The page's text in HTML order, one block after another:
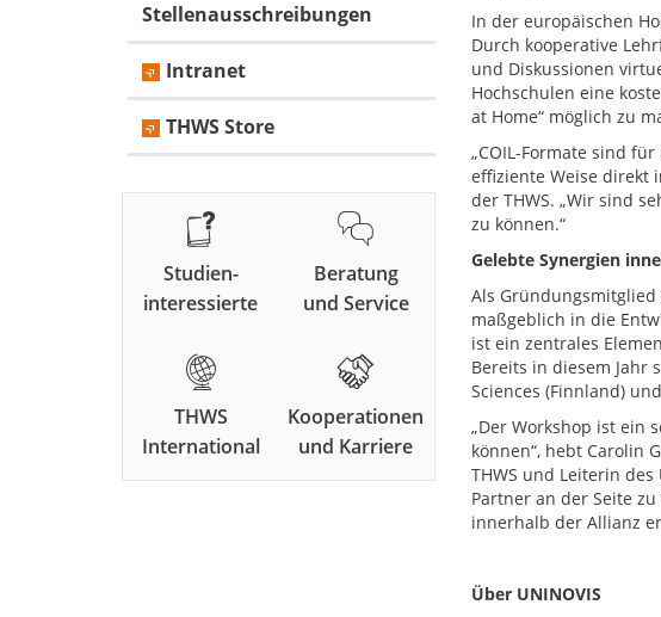
In der europäischen
Durch kooperative
und Diskussionen
Hochschulen eine
at Home“ möglich zu
„COIL-Formate sind
effiziente Weise direkt
der THWS. „Wir sind
zu können.“
Gelebte Synergien
Als Gründungsmitglied
maßgeblich in die
ist ein zentrales
Bereits in diesem Jahr
Sciences (Finnland)
„Der Workshop ist ein
können“, hebt Carolin
THWS und Leiterin
Partner an der Seite
innerhalb der Allianz
Über UNINOVIS
Stellenausschreibungen
Intranet
THWS Store
Studien-
interessierte
Beratung
und Service
THWS
International
Kooperationen
und Karriere